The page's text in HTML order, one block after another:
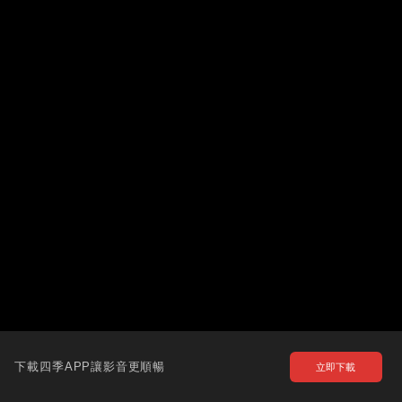
下載四季APP讓影音更順暢 立即下載